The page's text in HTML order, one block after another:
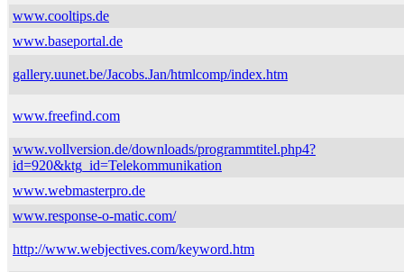
www.cooltips.de
www.baseportal.de
gallery.uunet.be/Jacobs.Jan/htmlcomp/index.htm
www.freefind.com
www.vollversion.de/downloads/programmtitel.php4?
id=920&ktg_id=Telekommunikation
www.webmasterpro.de
www.response-o-matic.com/
http://www.webjectives.com/keyword.htm